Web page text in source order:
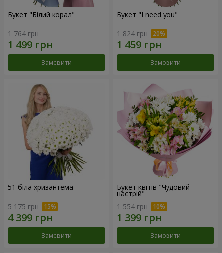
Букет "Білий корал"
1 764 грн
Замовити
Букет "I need you"
1 824 грн
Замовити
51 біла хризантема
5 175 грн
Замовити
Букет квітів "Чудовий
настрій"
1 554 грн
Замовити